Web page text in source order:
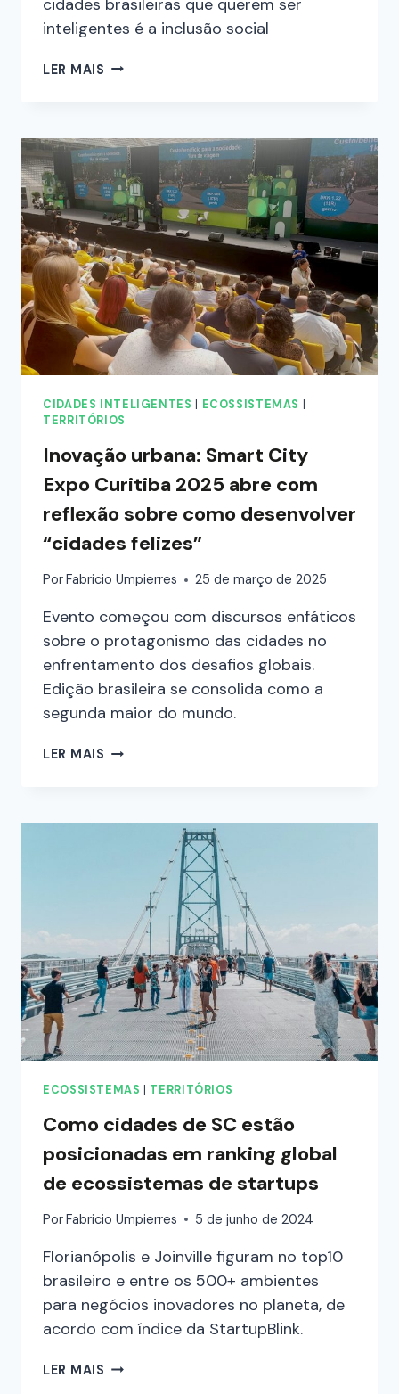
inteligentes é a inclusão social
LER MAIS
CIDADES INTELIGENTES ECOSSISTEMAS
TERRITÓRIOS
Inovação urbana: Smart City
Expo Curitiba 2025 abre com
reflexão sobre como desenvolver
“cidades felizes”
PorFabricio Umpierres 25 de março de 2025
Evento começou com discursos enfáticos
sobre o protagonismo das cidades no
enfrentamento dos desafios globais.
Edição brasileira se consolida como a
segunda maior do mundo.
LER MAIS
ECOSSISTEMAS TERRITÓRIOS
Como cidades de SC estão
posicionadas em ranking global
de ecossistemas de startups
PorFabricio Umpierres 5 de junho de 2024
Florianópolis e Joinville figuram no top10
brasileiro e entre os 500+ ambientes
para negócios inovadores no planeta, de
acordo com índice da StartupBlink.
LER MAIS